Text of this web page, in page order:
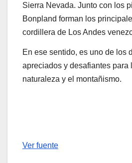
Sierra Nevada. Junto con los
Bonpland forman los
cordillera de Los Andes
En ese sentido, es uno de los
apreciados y desafiantes para
naturaleza y el montañismo.
Ver fuente